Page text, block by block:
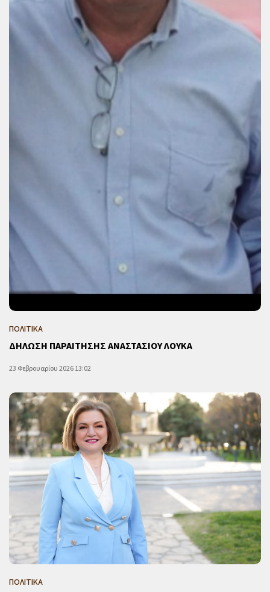
ΠΟΛΙΤΙΚΑ
ΔΗΛΩΣΗ ΠΑΡΑΙΤΗΣΗΣ ΑΝΑΣΤΑΣΙΟΥ ΛΟΥΚΑ
23 Φεβρουαρίου 2026 13:02
ΠΟΛΙΤΙΚΑ